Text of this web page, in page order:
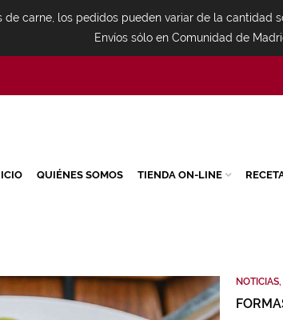
QUIÉNES SOMOS TIENDA ON-LINE
NOTICIAS,
carne, los pedidos pueden variar de la cantidad
Envíos sólo en Comunidad de